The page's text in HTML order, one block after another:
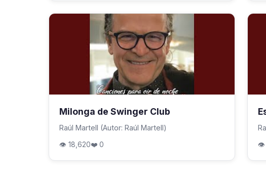
Milonga de Swinger Club
Raúl Martell (Autor: Raúl Martell)
👁 18,620❤️ 0 👁